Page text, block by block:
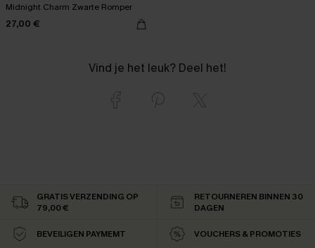
Midnight Charm Zwarte Romper
27,00 €
Vind je het leuk? Deel het!
GRATIS VERZENDING OP
79,00 €
RETOURNEREN BINNEN 30
DAGEN
BEVEILIGEN PAYMEMT VOUCHERS & PROMOTIES